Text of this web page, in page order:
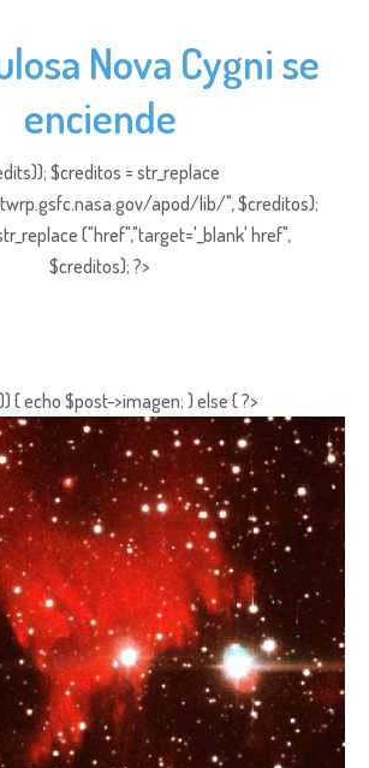
Nova Cygni se
enciende
$creditos = str_replace
apod/lib/", $creditos);
("href","target='_blank' href",
$creditos); ?>
{ echo $post->imagen; } else { ?>